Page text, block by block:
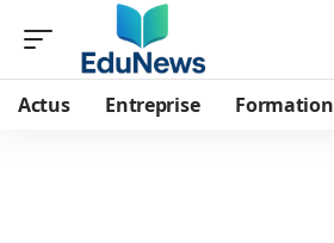
Actus Entreprise Formation